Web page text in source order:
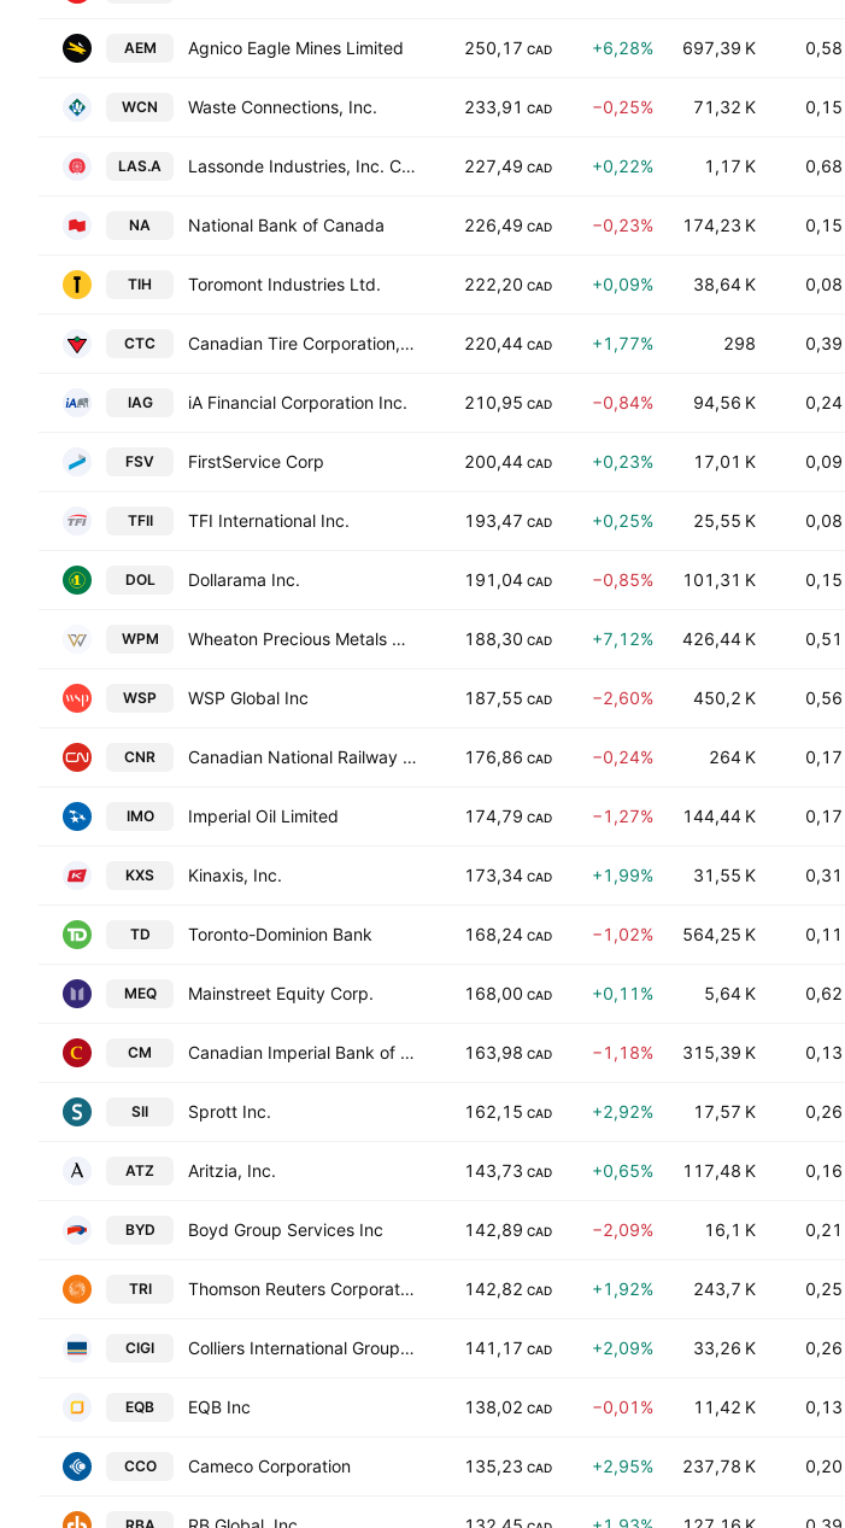
AEM Agnico Eagle Mines Limited 250,17 CAD +6,28% 697,39 K 0,58
WCN Waste Connections, Inc. 233,91 CAD −0,25% 71,32 K 0,15
LAS.A Lassonde Industries, Inc. Class A 227,49 CAD +0,22% 1,17 K 0,68
NA National Bank of Canada 226,49 CAD −0,23% 174,23 K 0,15
TIH Toromont Industries Ltd. 222,20 CAD +0,09% 38,64 K 0,08
CTC Canadian Tire Corporation, Limited 220,44 CAD +1,77% 298 0,39
IAG iA Financial Corporation Inc. 210,95 CAD −0,84% 94,56 K 0,24
FSV FirstService Corp 200,44 CAD +0,23% 17,01 K 0,09
TFII TFI International Inc. 193,47 CAD +0,25% 25,55 K 0,08
DOL Dollarama Inc. 191,04 CAD −0,85% 101,31 K 0,15
WPM Wheaton Precious Metals Corp 188,30 CAD +7,12% 426,44 K 0,51
WSP WSP Global Inc 187,55 CAD −2,60% 450,2 K 0,56
CNR Canadian National Railway Company 176,86 CAD −0,24% 264 K 0,17
IMO Imperial Oil Limited 174,79 CAD −1,27% 144,44 K 0,17
KXS Kinaxis, Inc. 173,34 CAD +1,99% 31,55 K 0,31
TD Toronto-Dominion Bank 168,24 CAD −1,02% 564,25 K 0,11
MEQ Mainstreet Equity Corp. 168,00 CAD +0,11% 5,64 K 0,62
CM Canadian Imperial Bank of Commerce 163,98 CAD −1,18% 315,39 K 0,13
SII Sprott Inc. 162,15 CAD +2,92% 17,57 K 0,26
ATZ Aritzia, Inc. 143,73 CAD +0,65% 117,48 K 0,16
BYD Boyd Group Services Inc 142,89 CAD −2,09% 16,1 K 0,21
TRI Thomson Reuters Corporation 142,82 CAD +1,92% 243,7 K 0,25
CIGI Colliers International Group Inc. 141,17 CAD +2,09% 33,26 K 0,26
EQB EQB Inc 138,02 CAD −0,01% 11,42 K 0,13
CCO Cameco Corporation 135,23 CAD +2,95% 237,78 K 0,20